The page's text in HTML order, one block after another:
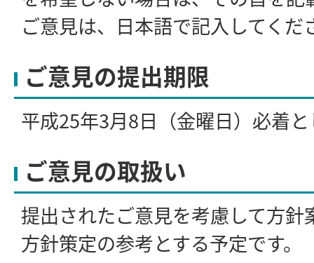
ご意見は、日本語で記入してくだ
ご意見の提出期限
平成25年3月8日（金曜日）必着
ご意見の取扱い
提出されたご意見を考慮して方針
方針策定の参考とする予定です。